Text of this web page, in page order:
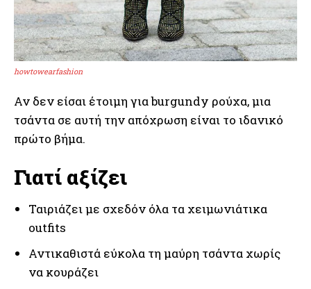
howtowearfashion
Αν δεν είσαι έτοιμη για burgundy ρούχα, μια
τσάντα σε αυτή την απόχρωση είναι το ιδανικό
πρώτο βήμα.
Γιατί αξίζει
Ταιριάζει με σχεδόν όλα τα χειμωνιάτικα
outfits
Αντικαθιστά εύκολα τη μαύρη τσάντα χωρίς
να κουράζει